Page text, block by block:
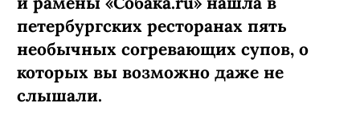
петербургских ресторанах пять
необычных согревающих супов, о
которых вы возможно даже не
слышали.